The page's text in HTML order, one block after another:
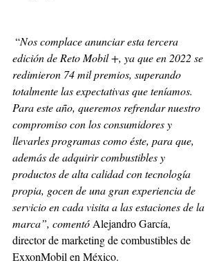
“Nos complace anunciar esta tercera
edición de Reto Mobil +, ya que en 2022 se
redimieron 74 mil premios, superando
totalmente las expectativas que teníamos.
Para este año, queremos refrendar nuestro
compromiso con los consumidores y
llevarles programas como éste, para que,
además de adquirir combustibles y
productos de alta calidad con tecnología
propia, gocen de una gran experiencia de
servicio en cada visita a las estaciones de la
marca”, comentó Alejandro García,
director de marketing de combustibles de
ExxonMobil en México.